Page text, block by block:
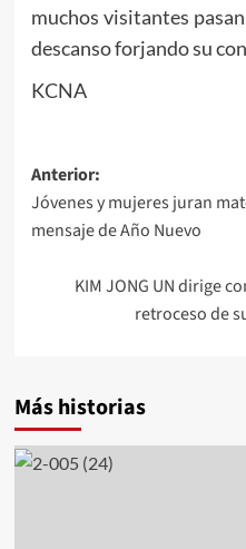
muchos visitantes
descanso forjando su
KCNA
Navegación
de
entradas
Anterior:
Jóvenes y mujeres juran
mensaje de Año Nuevo
KIM JONG UN dirige
retroceso de
Más historias